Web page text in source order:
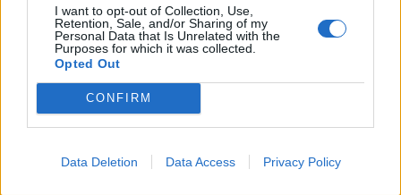
I want to opt-out of Collection, Use,
Retention, Sale, and/or Sharing of my
Personal Data that Is Unrelated with the
Purposes for which it was collected.
Opted Out
CONFIRM
Data Deletion Data Access Privacy Policy
kötéslistái
MÁR ELŐFIZETŐNK VAGY?BEJELENTKEZÉS